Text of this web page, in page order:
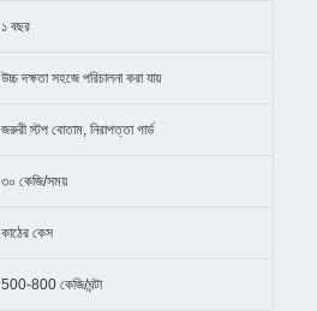
১ বছর
উচ্চ দক্ষতা সহজে পরিচালনা করা যায়
জরুরী স্টপ বোতাম, নিরাপত্তা গার্ড
৩০ কেজি/সময়
কাঠের কেস
500-800 কেজি/ঘন্টা